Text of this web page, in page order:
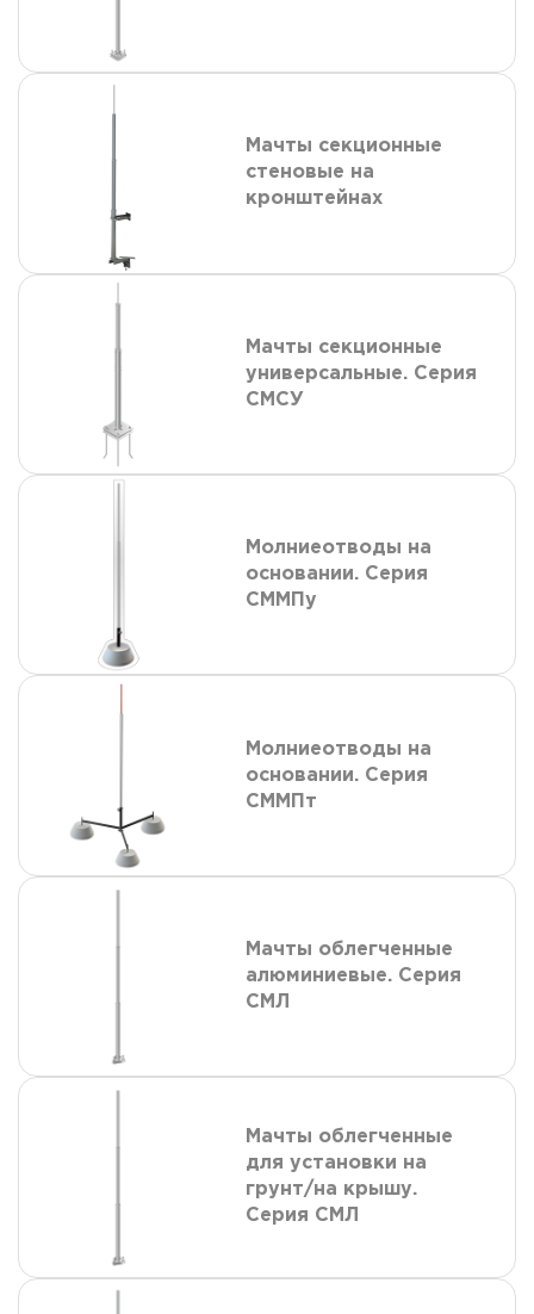
Мачты секционные
стеновые на
кронштейнах
Мачты секционные
универсальные. Серия
СМСУ
Молниеотводы на
основании. Серия
СММПу
Молниеотводы на
основании. Серия
СММПт
Мачты облегченные
алюминиевые. Серия
СМЛ
Мачты облегченные
для установки на
грунт/на крышу.
Серия СМЛ